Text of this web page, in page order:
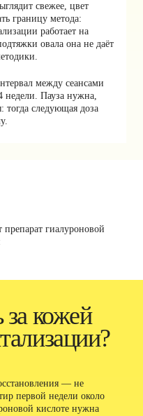
свежее, цвет
границу метода:
работает на
овала она не даёт
между сеансами
недели. Пауза нужна,
тогда следующая доза
кожей
— не
первой недели около
кислоте нужна